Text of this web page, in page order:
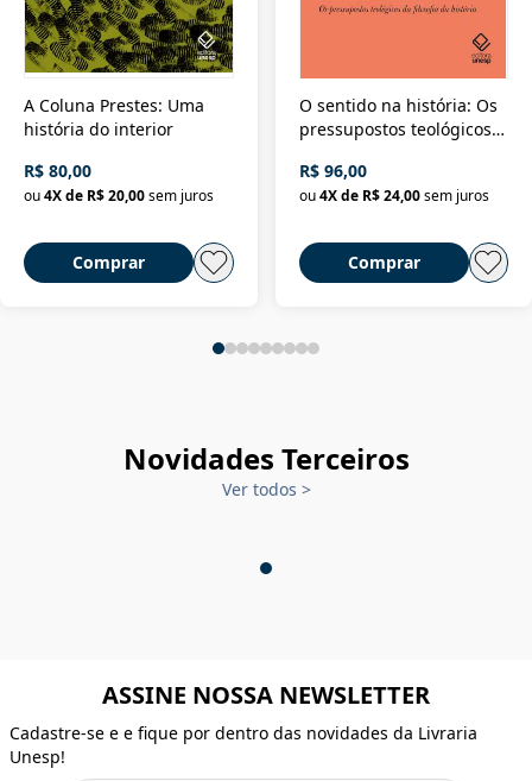
A Coluna Prestes: Uma
história do interior
R$ 80,00
ou4X de R$ 20,00sem juros
Comprar
O sentido na história: Os
pressupostos teológicos
R$ 96,00
ou 4X de R$ 24,00 sem juros
Comprar
Novidades Terceiros
Ver todos >
ASSINE NOSSA NEWSLETTER
Cadastre-se e e fique por dentro das novidades da Livraria
Unesp!